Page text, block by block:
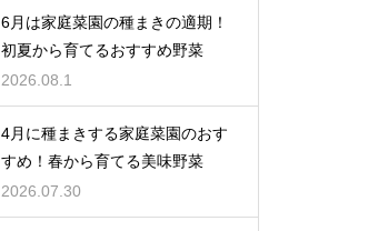
6月は家庭菜園の種まきの適期！
初夏から育てるおすすめ野菜
2026.08.1
4月に種まきする家庭菜園のおす
すめ！春から育てる美味野菜
2026.07.30